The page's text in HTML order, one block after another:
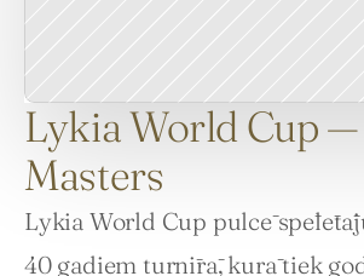
Lykia World Cup
Masters
Lykia World Cup pulcē
40 gadiem turnīrā, kurā tiek